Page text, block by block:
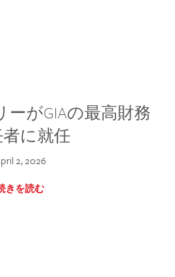
がGIAの最高財務
に就任
2, 2026
きを読む